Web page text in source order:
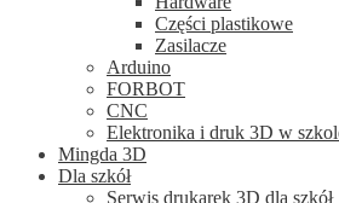
Części plastikowe
Zasilacze
Arduino
FORBOT
CNC
Elektronika i druk 3D w
Mingda 3D
Dla szkół
Serwis drukarek 3D dla szkół